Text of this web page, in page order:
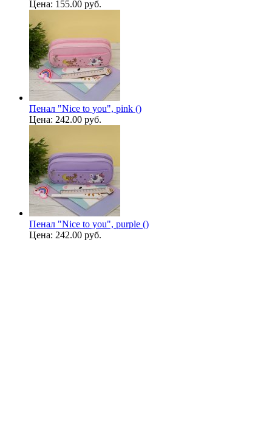
Цена: 155.00 руб.
Пенал "Nice to you", pink ()
Цена: 242.00 руб.
Пенал "Nice to you", purple ()
Цена: 242.00 руб.